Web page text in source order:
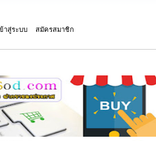
าสู่ระบบ สมัครสมาชิก